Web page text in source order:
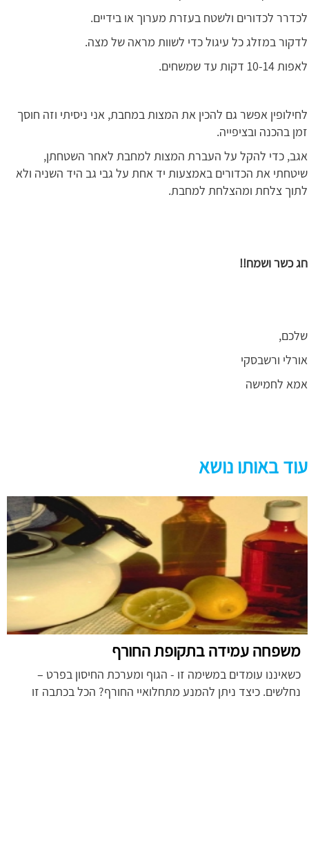
לכדרר לכדורים ולשטח בעזרת מערוך או בידיים.
לדקור במזלג כל עיגול כדי לשוות מראה של מצה.
לאפות 10-14 דקות עד שמשחים.
לחילופין אפשר גם להכין את המצות במחבת, אני ניסיתי וזה חוסך
זמן בהכנה ובציפייה.
אגב, כדי להקל על העברת המצות למחבת לאחר השטחתן,
שיטחתי את הכדורים באמצעות יד אחת על גבי גב היד השניה ולא
לתוך צלחת ומהצלחת למחבת.
חג כשר ושמח!!
שלכם,
אורלי ורשבסקי
אמא לחמישה
עוד באותו נושא
משפחה עמידה בתקופת החורף
כשאיננו עומדים במשימה זו - הגוף ומערכת החיסון בפרט –
נחלשים. כיצד ניתן להמנע מתחלואיי החורף? הכל בכתבה זו